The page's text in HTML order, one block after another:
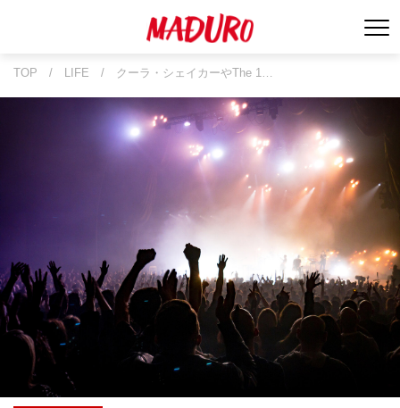
TOP / LIFE / クーラ・シェイカーやThe 1…